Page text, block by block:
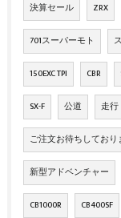
決算セール ZRX
701スーパーモト
150EXC TPI CBR
SX-F 公道 走行
ご注文お待ちしており
新型アドベンチャー
CB1000R CB400SF